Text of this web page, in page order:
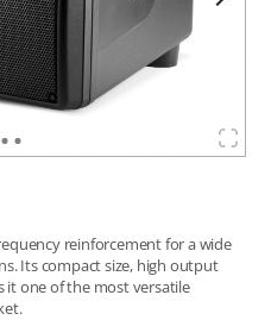
reinforcement for a wide
Its compact size, high output
it one of the most versatile